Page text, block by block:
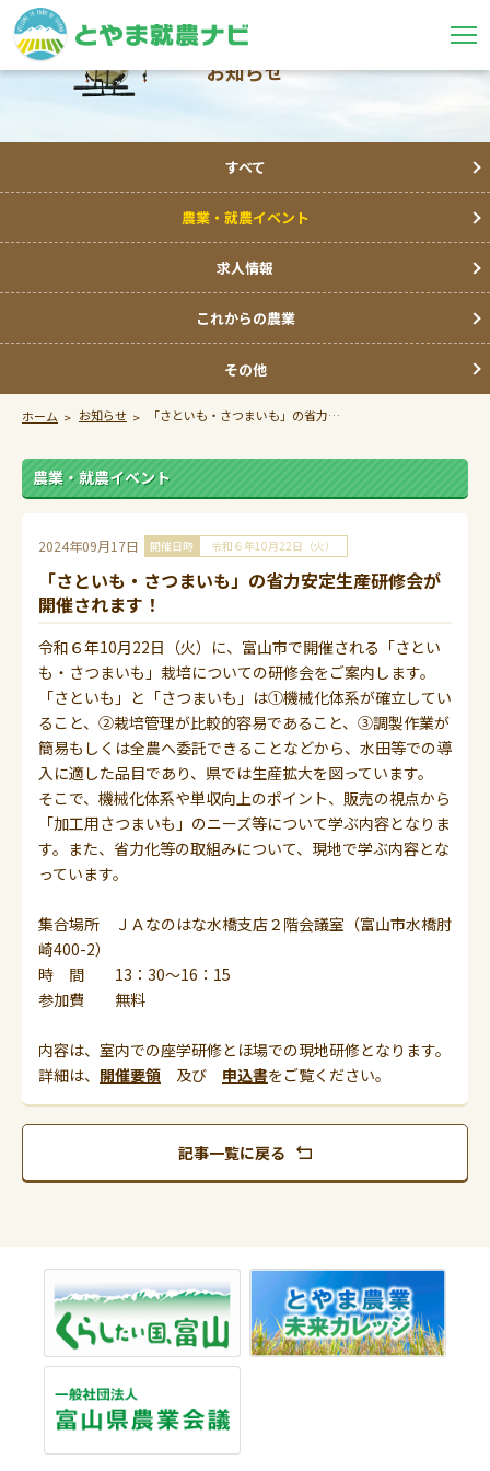
お知らせ
すべて
農業・就農イベント
求人情報
これからの農業
その他
ホーム お知らせ 「さといも・さつまいも」の省力安定生産研修会が開催されます！
農業・就農イベント
2024年09月17日 開催日時 令和６年10月22日（火）
「さといも・さつまいも」の省力安定生産研修会が
開催されます！
令和６年10月22日（火）に、富山市で開催される「さとい
も・さつまいも」栽培についての研修会をご案内します。
「さといも」と「さつまいも」は①機械化体系が確立してい
ること、②栽培管理が比較的容易であること、③調製作業が
簡易もしくは全農へ委託できることなどから、水田等での導
入に適した品目であり、県では生産拡大を図っています。
そこで、機械化体系や単収向上のポイント、販売の視点から
「加工用さつまいも」のニーズ等について学ぶ内容となりま
す。また、省力化等の取組みについて、現地で学ぶ内容とな
っています。
集合場所 ＪＡなのはな水橋支店２階会議室（富山市水橋肘
崎400-2）
時 間 13：30～16：15
参加費 無料
内容は、室内での座学研修とほ場での現地研修となります。
詳細は、 開催要領 及び 申込書をご覧ください。
記事一覧に戻る